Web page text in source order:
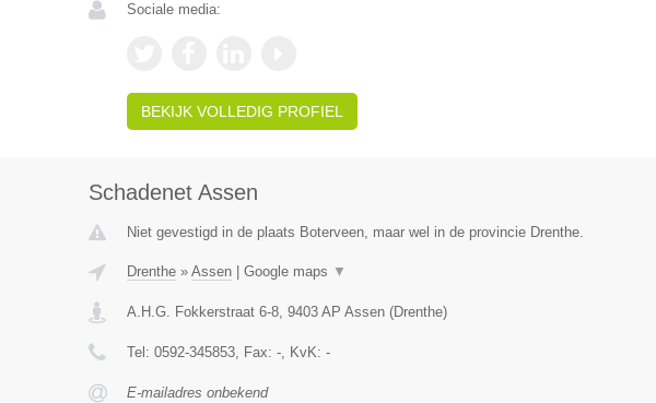
Sociale media:
BEKIJK VOLLEDIG PROFIEL
Schadenet Assen
Niet gevestigd in de plaats Boterveen, maar wel in de provincie Drenthe.
Drenthe» Assen| Google maps ▼
A.H.G. Fokkerstraat 6-8, 9403 AP Assen(Drenthe)
Tel: 0592-345853, Fax: -, KvK: -
E-mailadres onbekend